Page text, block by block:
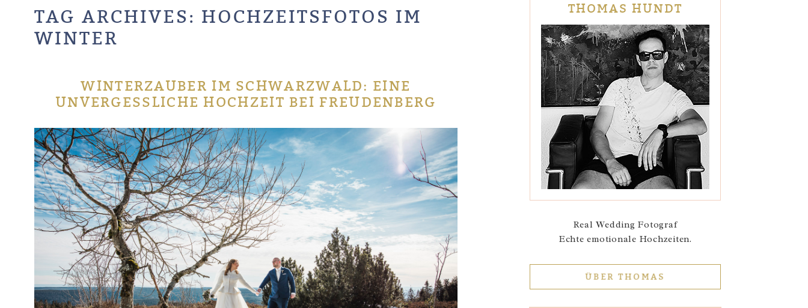
TAG ARCHIVES: HOCHZEITSFOTOS IM
WINTER
WINTERZAUBER IM SCHWARZWALD: EINE
UNVERGESSLICHE HOCHZEIT BEI FREUDENBERG
THOMAS HUNDT
Real Wedding Fotograf
Echte emotionale Hochzeiten.
ÜBER THOMAS